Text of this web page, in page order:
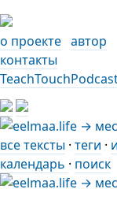
о проекте автор
контакты
все тексты · теги ·
календарь · поиск